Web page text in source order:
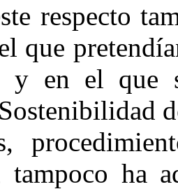
respecto
que
y en el que
tampoco ha